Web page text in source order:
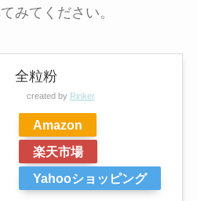
みてください。
全粒粉
created by Rinker
Amazon
楽天市場
Yahooショッピング